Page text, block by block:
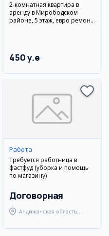
2-комнатная квартира в
аренду в Мирободском
районе, 5 этаж, евро ремонт,
450 y.e
Работа
Требуется работница в
фастфуд (уборка и помощь
по магазину)
Договорная
Андижанская область,